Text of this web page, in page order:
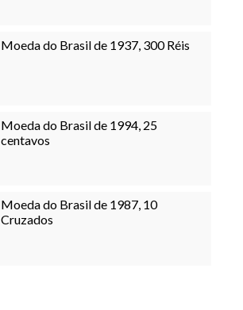
Moeda do Brasil de 1937, 300 Réis
Moeda do Brasil de 1994, 25
centavos
Moeda do Brasil de 1987, 10
Cruzados